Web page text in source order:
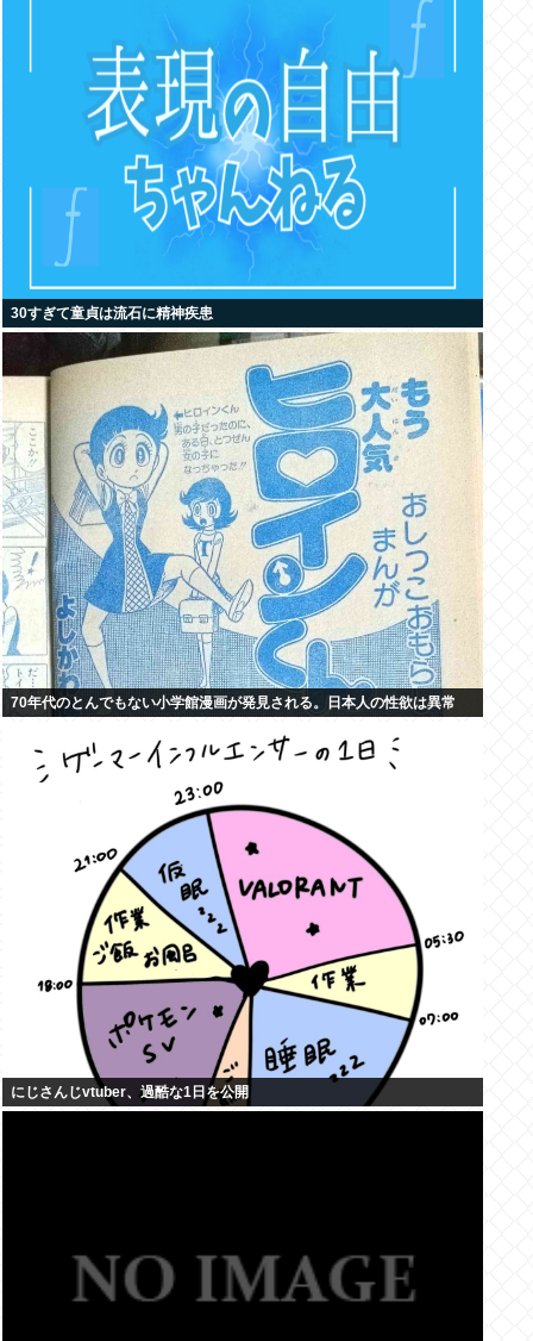
30すぎて童貞は流石に精神疾患
70年代のとんでもない小学館漫画が発見される。日本人の性欲は異常
にじさんじvtuber、過酷な1日を公開